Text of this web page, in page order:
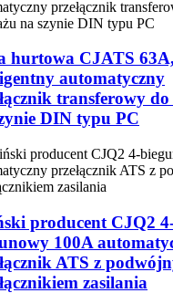
hurtowa CJATS 63A,
automatyczny
transferowy
DIN typu PC
producent CJQ2
100A
ATS z
zasilania